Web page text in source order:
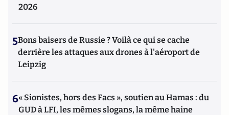
2026
5Bons baisers de Russie ? Voilà ce qui se cache
derrière les attaques aux drones à l'aéroport de
Leipzig
6« Sionistes, hors des Facs », soutien au Hamas : du
GUD à LFI, les mêmes slogans, la même haine